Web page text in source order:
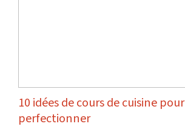
10 idées de cours de cuisine
perfectionner